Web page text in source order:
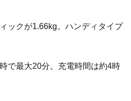
ックが1.66kg。ハンディタイプ
で最大20分。充電時間は約4時